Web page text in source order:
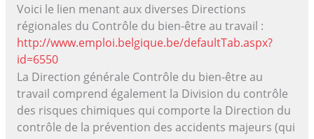
Voici le lien menant aux diverses Directions
régionales du Contrôle du bien-être au travail :
http://www.emploi.belgique.be/defaultTab.aspx?
id=6550
La Direction générale Contrôle du bien-être au
travail comprend également la Division du contrôle
des risques chimiques qui comporte la Direction du
contrôle de la prévention des accidents majeurs (qui